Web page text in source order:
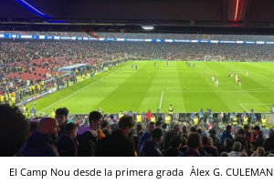
El Camp Nou desde la primera grada Àlex G.